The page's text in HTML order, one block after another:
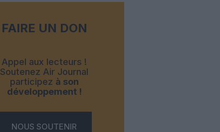
FAIRE UN DON
Appel aux lecteurs !
Soutenez Air Journal
participez à son
développement !
NOUS SOUTENIR